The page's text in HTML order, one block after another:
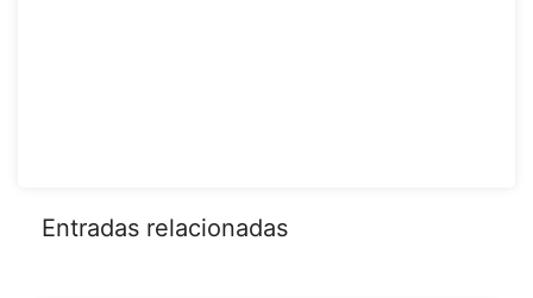
Entradas relacionadas